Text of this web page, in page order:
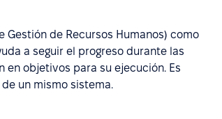
Gestión de Recursos Humanos) como
a seguir el progreso durante las
objetivos para su ejecución. Es
un mismo sistema.